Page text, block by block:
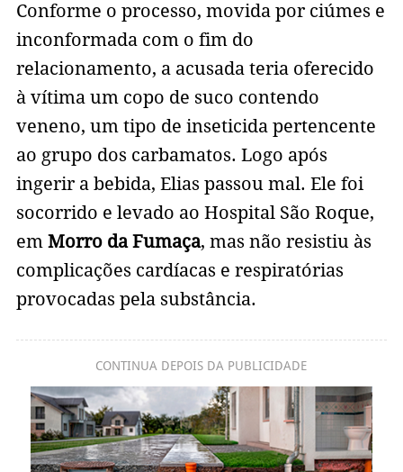
Conforme o processo, movida por ciúmes e
inconformada com o fim do
relacionamento, a acusada teria oferecido
à vítima um copo de suco contendo
veneno, um tipo de inseticida pertencente
ao grupo dos carbamatos. Logo após
ingerir a bebida, Elias passou mal. Ele foi
socorrido e levado ao Hospital São Roque,
em Morro da Fumaça, mas não resistiu às
complicações cardíacas e respiratórias
provocadas pela substância.
CONTINUA DEPOIS DA PUBLICIDADE